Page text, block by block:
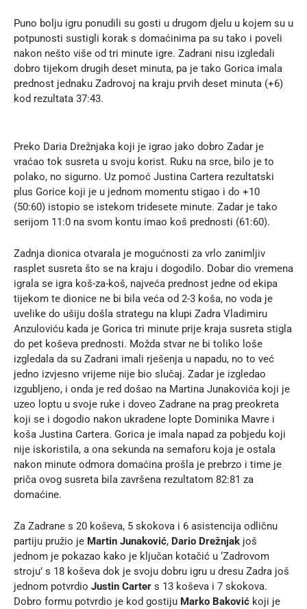
Puno bolju igru ponudili su gosti u drugom djelu u kojem su u
potpunosti sustigli korak s domaćinima pa su tako i poveli
nakon nešto više od tri minute igre. Zadrani nisu izgledali
dobro tijekom drugih deset minuta, pa je tako Gorica imala
prednost jednaku Zadrovoj na kraju prvih deset minuta (+6)
kod rezultata 37:43.
Preko Daria Drežnjaka koji je igrao jako dobro Zadar je
vraćao tok susreta u svoju korist. Ruku na srce, bilo je to
polako, no sigurno. Uz pomoć Justina Cartera rezultatski
plus Gorice koji je u jednom momentu stigao i do +10
(50:60) istopio se istekom tridesete minute. Zadar je tako
serijom 11:0 na svom kontu imao koš prednosti (61:60).
Zadnja dionica otvarala je mogućnosti za vrlo zanimljiv
rasplet susreta što se na kraju i dogodilo. Dobar dio vremena
igrala se igra koš-za-koš, najveća prednost jedne od ekipa
tijekom te dionice ne bi bila veća od 2-3 koša, no voda je
uvelike do ušiju došla strategu na klupi Zadra Vladimiru
Anzuloviću kada je Gorica tri minute prije kraja susreta stigla
do pet koševa prednosti. Možda stvar ne bi toliko loše
izgledala da su Zadrani imali rješenja u napadu, no to već
jedno izvjesno vrijeme nije bio slučaj. Zadar je izgledao
izgubljeno, i onda je red došao na Martina Junakovića koji je
uzeo loptu u svoje ruke i doveo Zadrane na prag preokreta
koji se i dogodio nakon ukradene lopte Dominika Mavre i
koša Justina Cartera. Gorica je imala napad za pobjedu koji
nije iskoristila, a ona sekunda na semaforu koja je ostala
nakon minute odmora domaćina prošla je prebrzo i time je
priča ovog susreta bila završena rezultatom 82:81 za
domaćine.
Za Zadrane s 20 koševa, 5 skokova i 6 asistencija odličnu
partiju pružio je Martin Junaković, Dario Drežnjak još
jednom je pokazao kako je ključan kotačić u ‘Zadrovom
stroju’ s 18 koševa dok je svoju dobru igru u dresu Zadra još
jednom potvrdio Justin Carter s 13 koševa i 7 skokova.
Dobro formu potvrdio je kod gostiju Marko Baković koji je